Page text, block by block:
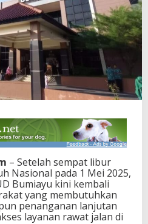
– Setelah sempat libur
Nasional pada 1 Mei 2025,
Bumiayu kini kembali
yang membutuhkan
penanganan lanjutan
layanan rawat jalan di